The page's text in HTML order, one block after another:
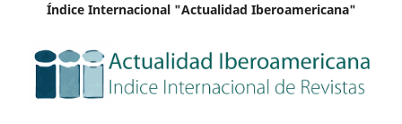
Índice Internacional "Actualidad Iberoamericana"